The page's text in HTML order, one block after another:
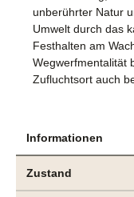
unberührter Natur
Umwelt durch das
Festhalten am
Wegwerfmentalität
Zufluchtsort auch
Informationen
Zustand